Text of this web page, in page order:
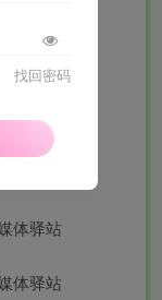
找回密码